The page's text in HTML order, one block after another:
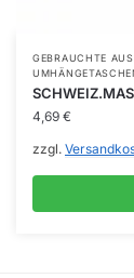
GEBRAUCHTE
4,69 €
zzgl.